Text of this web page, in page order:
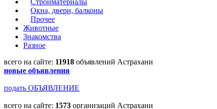
Окна, двери, балконы
Прочее
Животные
Знакомства
Разное
всего на сайте: 11918 объявлений Астрахани
новые объявления
подать ОБЪЯВЛЕНИЕ
всего на сайте: 1573 организаций Астрахани